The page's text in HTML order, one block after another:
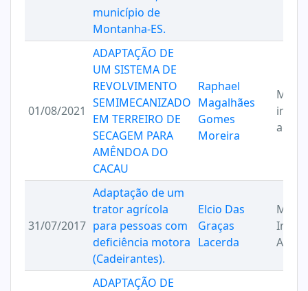
município de
Montanha-ES.
01/08/2021
ADAPTAÇÃO DE
UM SISTEMA DE
REVOLVIMENTO
SEMIMECANIZADO
EM TERREIRO DE
SECAGEM PARA
AMÊNDOA DO
CACAU
Raphael
Magalhães
Gomes
Moreira
31/07/2017
Adaptação de um
trator agrícola
para pessoas com
deficiência motora
(Cadeirantes).
Elcio Das
Graças
Lacerda
ADAPTAÇÃO DE